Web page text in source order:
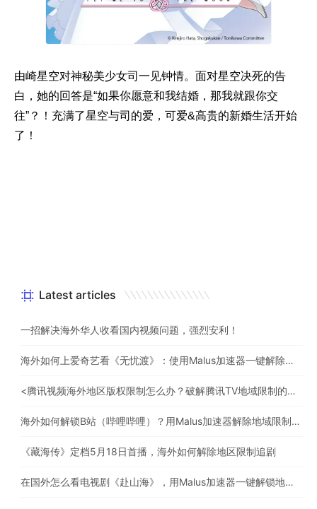
由崎星空对神秘美少女司一见钟情。面对星空决死的告
白，她的回答是“如果你愿意和我结婚，那我就跟你交
往”？！充满了星空与司的爱，可爱&高贵的新婚生活开始
了！
Latest articles
一招解决海外华人收看国内视频问题，强烈安利！
海外如何上爱奇艺看《无忧渡》：使用Malus加速器一键解除地域限制
<腾讯视频海外地区版权限制怎么办？破解腾讯TV地域限制的办法>
海外如何解锁B站（哔哩哔哩）？用Malus加速器解除地域限制，一键流畅追番
《藏海传》定档5月18日首播，海外如何解除地区限制追剧
在国外怎么看电视剧《赴山海》，用Malus加速器一键解锁地区限制